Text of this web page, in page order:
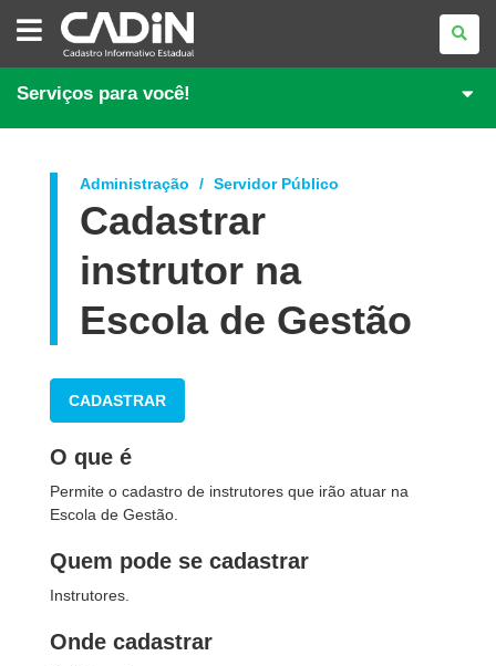
CADASTRO
INFORMATIVO
ESTADUAL
Serviços para você!
Administração Servidor Público
Cadastrar
instrutor na
Escola de Gestão
CADASTRAR
O que é
Permite o cadastro de instrutores que irão atuar na
Escola de Gestão.
Quem pode se cadastrar
Instrutores.
Onde cadastrar